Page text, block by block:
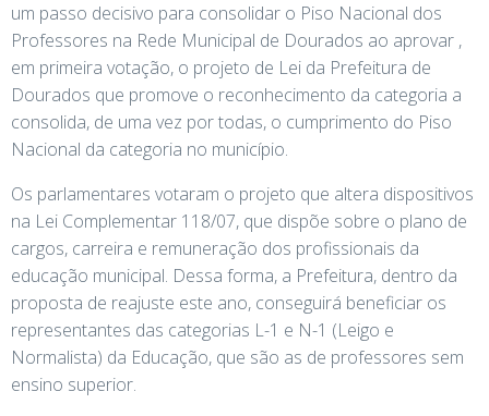
um passo decisivo para consolidar o Piso Nacional dos
Professores na Rede Municipal de Dourados ao aprovar ,
em primeira votação, o projeto de Lei da Prefeitura de
Dourados que promove o reconhecimento da categoria a
consolida, de uma vez por todas, o cumprimento do Piso
Nacional da categoria no município.
Os parlamentares votaram o projeto que altera dispositivos
na Lei Complementar 118/07, que dispõe sobre o plano de
cargos, carreira e remuneração dos profissionais da
educação municipal. Dessa forma, a Prefeitura, dentro da
proposta de reajuste este ano, conseguirá beneficiar os
representantes das categorias L-1 e N-1 (Leigo e
Normalista) da Educação, que são as de professores sem
ensino superior.